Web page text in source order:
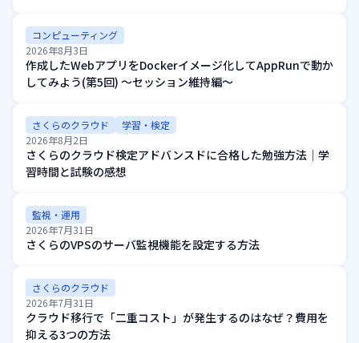
コンピューティング
2026年8月3日
作成したWebアプリをDockerイメージ化してAppRunで動か
してみよう(第5回) ～セッション維持編～
さくらのクラウド
学習・検定
2026年8月2日
さくらのクラウド検定アドバンスドに合格した勉強方法｜学
習時間と試験の感想
監視・運用
2026年7月31日
さくらのVPSのサーバ監視機能を設定する方法
さくらのクラウド
2026年7月31日
クラウド移行で「二重コスト」が発生するのはなぜ？費用を
抑える3つの方法